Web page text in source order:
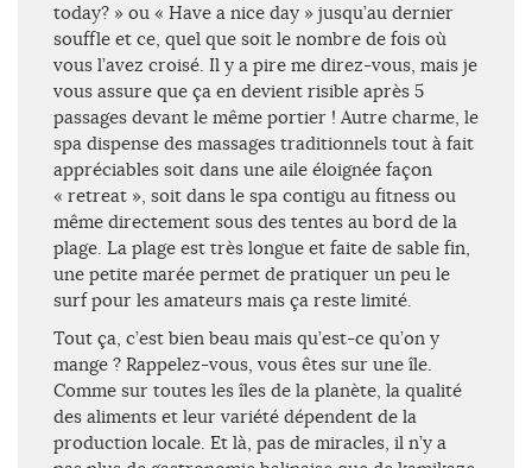
today? » ou « Have a nice day » jusqu’au dernier
souffle et ce, quel que soit le nombre de fois où
vous l’avez croisé. Il y a pire me direz-vous, mais je
vous assure que ça en devient risible après 5
passages devant le même portier ! Autre charme, le
spa dispense des massages traditionnels tout à fait
appréciables soit dans une aile éloignée façon
« retreat », soit dans le spa contigu au fitness ou
même directement sous des tentes au bord de la
plage. La plage est très longue et faite de sable fin,
une petite marée permet de pratiquer un peu le
surf pour les amateurs mais ça reste limité.
Tout ça, c’est bien beau mais qu’est-ce qu’on y
mange ? Rappelez-vous, vous êtes sur une île.
Comme sur toutes les îles de la planète, la qualité
des aliments et leur variété dépendent de la
production locale. Et là, pas de miracles, il n’y a